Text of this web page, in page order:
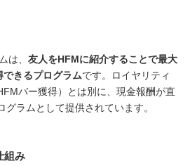
は、 友人をHFMに紹介することで最大
きるプログラムです。ロイヤリティ
バー獲得）とは別に、現金報酬が直
ラムとして提供されています。
組み